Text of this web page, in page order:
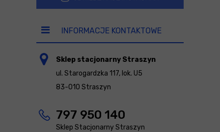
INFORMACJE KONTAKTOWE
Sklep stacjonarny Straszyn
ul. Starogardzka 117, lok. U5
83-010 Straszyn
797 950 140
Sklep Stacjonarny Straszyn